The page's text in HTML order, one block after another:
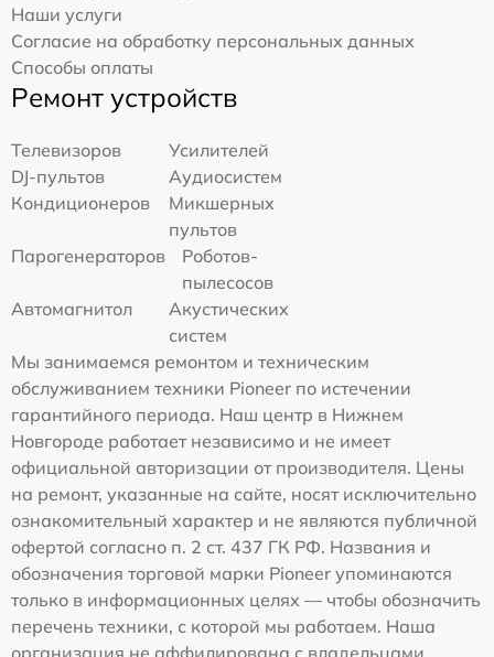
Наши услуги
Согласие на обработку персональных данных
Способы оплаты
Ремонт устройств
Телевизоров
Усилителей
DJ-пультов
Аудиосистем
Кондиционеров
Микшерных
пультов
Парогенераторов
Роботов-
пылесосов
Автомагнитол
Акустических
систем
Мы занимаемся ремонтом и техническим
обслуживанием техники Pioneer по истечении
гарантийного периода. Наш центр в Нижнем
Новгороде работает независимо и не имеет
официальной авторизации от производителя. Цены
на ремонт, указанные на сайте, носят исключительно
ознакомительный характер и не являются публичной
офертой согласно п. 2 ст. 437 ГК РФ. Названия и
обозначения торговой марки Pioneer упоминаются
только в информационных целях — чтобы обозначить
перечень техники, с которой мы работаем. Наша
организация не аффилирована с владельцами